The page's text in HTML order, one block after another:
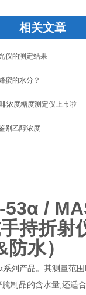
相关文章
仪的测定结果
蜜的水分？
浓度糖度测定仪上市啦
别乙醇浓度
53α /
持折射
水）
列产品。其测量范
制品的含水量,还适